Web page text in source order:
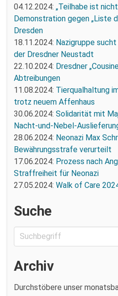
04.12.2024: „Teilhabe ist
Demonstration gegen „Liste
Dresden
18.11.2024: Nazigruppe
der Dresdner Neustadt
22.10.2024: Dresdner
Abtreibungen
11.08.2024: Tierqualhaltung
trotz neuem Affenhaus
30.06.2024: Solidarität mit
Nacht-und-Nebel-
28.06.2024: Neonazi Max
Bewährungsstrafe verurteilt
17.06.2024: Prozess nach
Straffreiheit für Neonazi
27.05.2024: Walk of Care
Suche
Archiv
Durchstöbere unser